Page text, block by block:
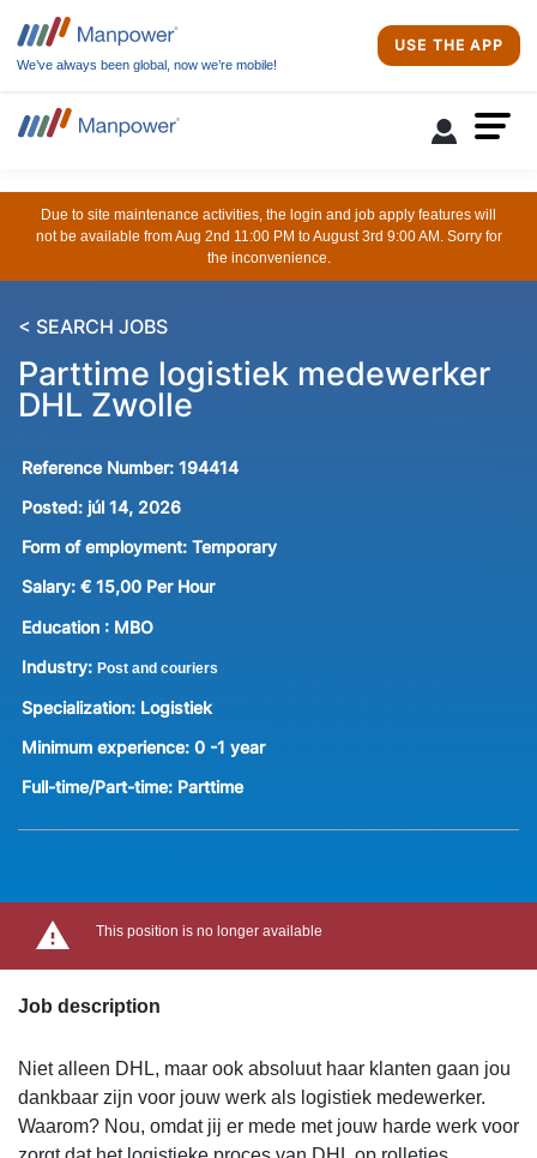
We’ve always been global, now we’re mobile!
USE THE APP
Due to site maintenance activities, the login and job apply features will
not be available from Aug 2nd 11:00 PM to August 3rd 9:00 AM. Sorry for
the inconvenience.
< SEARCH JOBS
Parttime logistiek medewerker
DHL Zwolle
Reference Number: 194414
Posted: júl 14, 2026
Form of employment: Temporary
Salary: € 15,00 Per Hour
Education : MBO
Industry: Post and couriers
Specialization: Logistiek
Minimum experience: 0 -1 year
Full-time/Part-time: Parttime
This position is no longer available
Job description
Niet alleen DHL, maar ook absoluut haar klanten gaan jou
dankbaar zijn voor jouw werk als logistiek medewerker.
Waarom? Nou, omdat jij er mede met jouw harde werk voor